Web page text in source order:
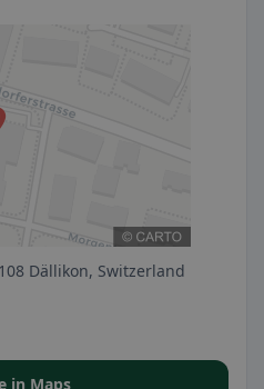
Dällikon, Switzerland
in Maps